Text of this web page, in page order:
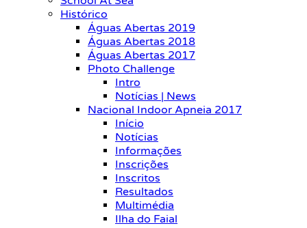
Histórico
Águas Abertas 2019
Águas Abertas 2018
Águas Abertas 2017
Photo Challenge
Intro
Notícias | News
Nacional Indoor Apneia 2017
Início
Notícias
Informações
Inscrições
Inscritos
Resultados
Multimédia
Ilha do Faial